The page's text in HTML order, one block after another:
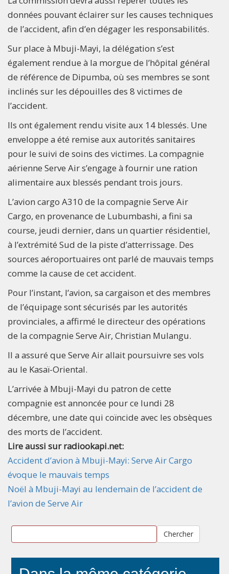
données pouvant éclairer sur les causes techniques
de l’accident, afin d’en dégager les responsabilités.
Sur place à Mbuji-Mayi, la délégation s’est
également rendue à la morgue de l’hôpital général
de référence de Dipumba, où ses membres se sont
inclinés sur les dépouilles des 8 victimes de
l’accident.
Ils ont également rendu visite aux 14 blessés. Une
enveloppe a été remise aux autorités sanitaires
pour le suivi de soins des victimes. La compagnie
aérienne Serve Air s’engage à fournir une ration
alimentaire aux blessés pendant trois jours.
L’avion cargo A310 de la compagnie Serve Air
Cargo, en provenance de Lubumbashi, a fini sa
course, jeudi dernier, dans un quartier résidentiel,
à l’extrémité Sud de la piste d’atterrissage. Des
sources aéroportuaires ont parlé de mauvais temps
comme la cause de cet accident.
Pour l’instant, l’avion, sa cargaison et des membres
de l’équipage sont sécurisés par les autorités
provinciales, a affirmé le directeur des opérations
de la compagnie Serve Air, Christian Mulangu.
Il a assuré que Serve Air allait poursuivre ses vols
au le Kasaï-Oriental.
L’arrivée à Mbuji-Mayi du patron de cette
compagnie est annoncée pour ce lundi 28
décembre, une date qui coïncide avec les obsèques
des morts de l’accident.
Lire aussi sur radiookapi.net:
Accident d’avion à Mbuji-Mayi: Serve Air Cargo
évoque le mauvais temps
Noël à Mbuji-Mayi au lendemain de l’accident de
l’avion de Serve Air
Chercher